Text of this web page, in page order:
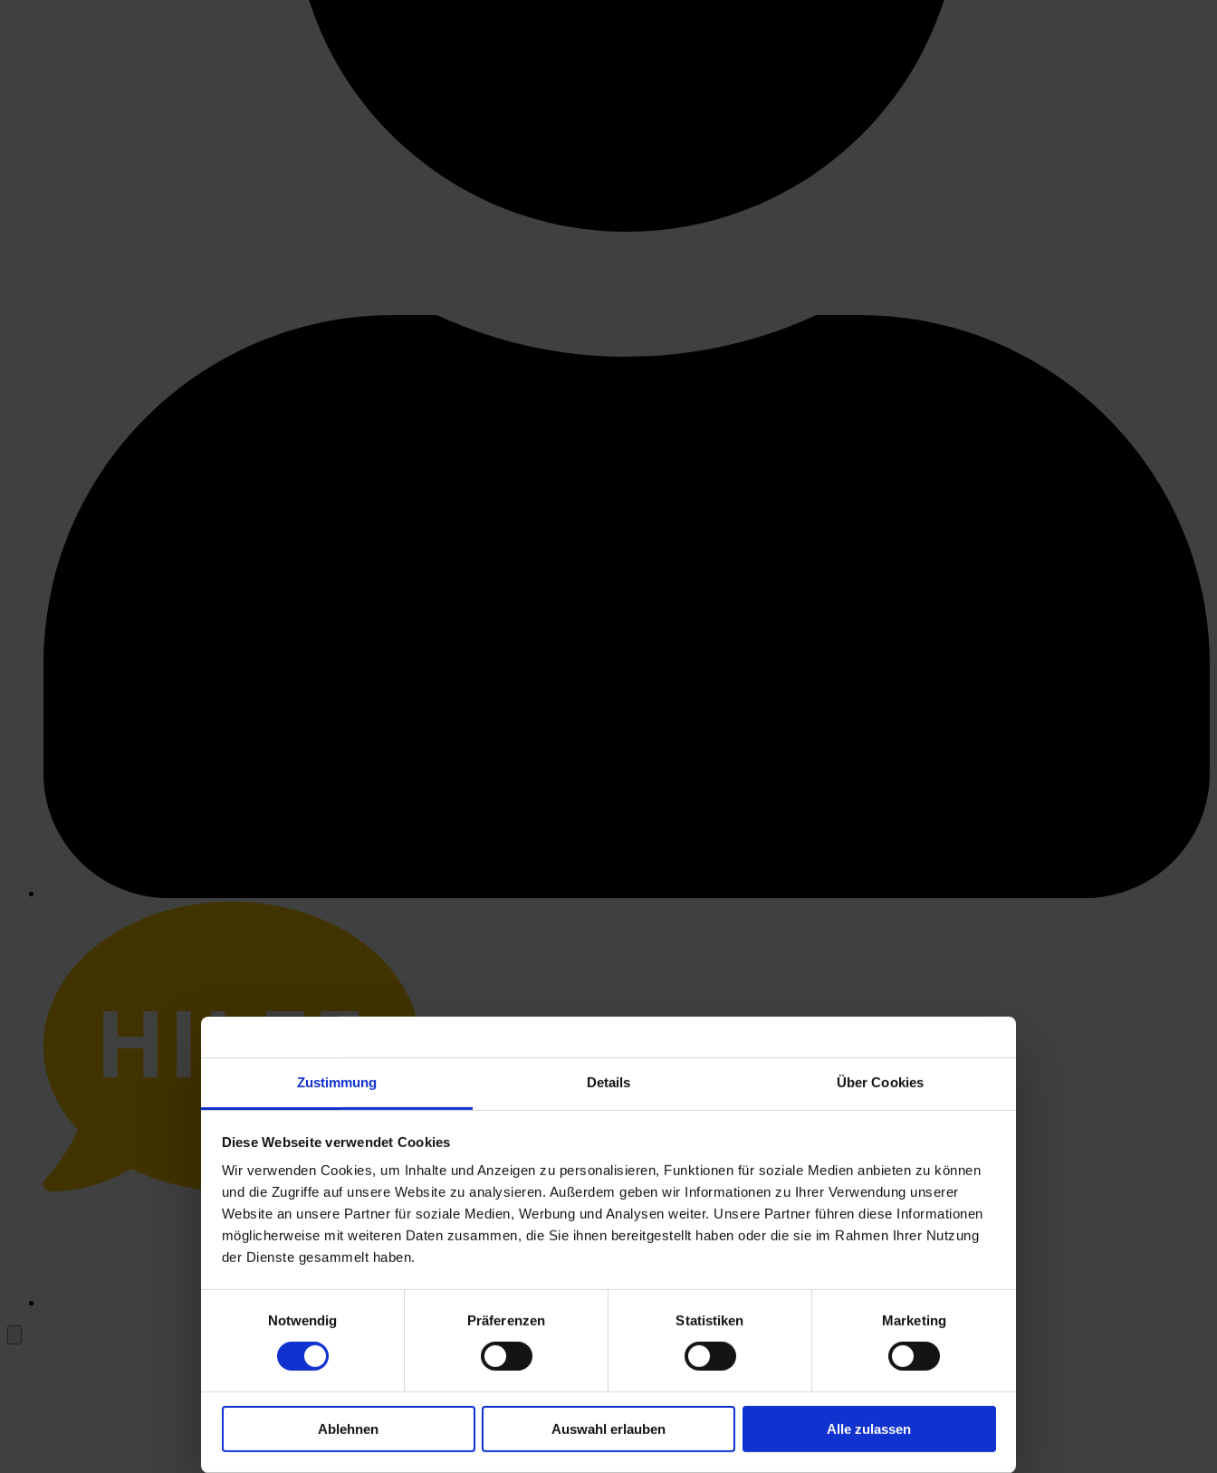
Zustimmung Details Über Cookies
Diese Webseite verwendet Cookies
Wir verwenden Cookies, um Inhalte und Anzeigen zu personalisieren, Funktionen für soziale Medien anbieten zu können
und die Zugriffe auf unsere Website zu analysieren. Außerdem geben wir Informationen zu Ihrer Verwendung unserer
Website an unsere Partner für soziale Medien, Werbung und Analysen weiter. Unsere Partner führen diese Informationen
möglicherweise mit weiteren Daten zusammen, die Sie ihnen bereitgestellt haben oder die sie im Rahmen Ihrer Nutzung
der Dienste gesammelt haben.
Notwendig
Präferenzen Statistiken Marketing
Ablehnen Auswahl erlauben Alle zulassen
HILFE